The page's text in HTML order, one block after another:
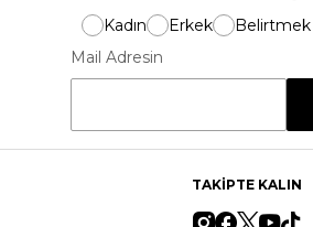
Kadın Erkek
Mail Adresin
TAKİPTE KALIN